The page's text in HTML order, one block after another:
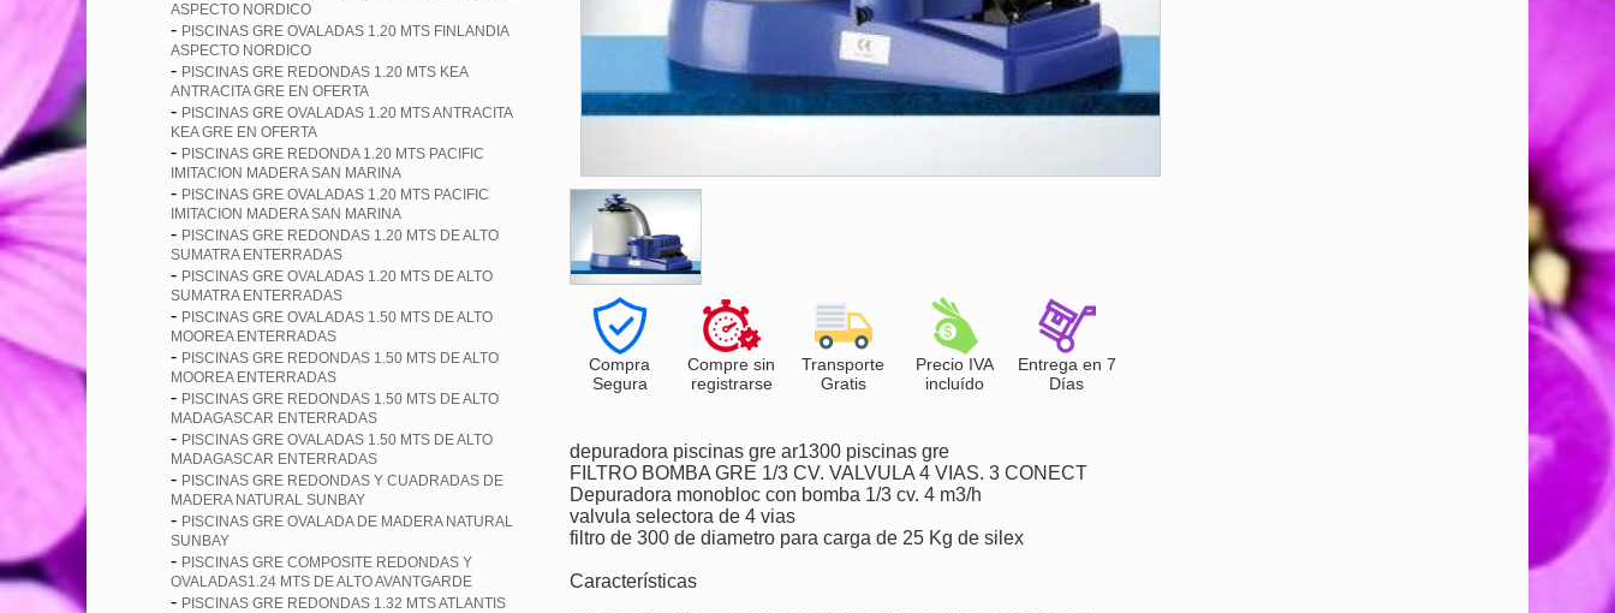
ASPECTO NORDICO
- PISCINAS GRE OVALADAS 1.20 MTS FINLANDIA
ASPECTO NORDICO
- PISCINAS GRE REDONDAS 1.20 MTS KEA
ANTRACITA GRE EN OFERTA
- PISCINAS GRE OVALADAS 1.20 MTS ANTRACITA
KEA GRE EN OFERTA
- PISCINAS GRE REDONDA 1.20 MTS PACIFIC
IMITACION MADERA SAN MARINA
- PISCINAS GRE OVALADAS 1.20 MTS PACIFIC
IMITACION MADERA SAN MARINA
- PISCINAS GRE REDONDAS 1.20 MTS DE ALTO
SUMATRA ENTERRADAS
- PISCINAS GRE OVALADAS 1.20 MTS DE ALTO
SUMATRA ENTERRADAS
- PISCINAS GRE OVALADAS 1.50 MTS DE ALTO
MOOREA ENTERRADAS
- PISCINAS GRE REDONDAS 1.50 MTS DE ALTO
MOOREA ENTERRADAS
- PISCINAS GRE REDONDAS 1.50 MTS DE ALTO
MADAGASCAR ENTERRADAS
- PISCINAS GRE OVALADAS 1.50 MTS DE ALTO
MADAGASCAR ENTERRADAS
- PISCINAS GRE REDONDAS Y CUADRADAS DE
MADERA NATURAL SUNBAY
- PISCINAS GRE OVALADA DE MADERA NATURAL
SUNBAY
- PISCINAS GRE COMPOSITE REDONDAS Y
OVALADAS1.24 MTS DE ALTO AVANTGARDE
- PISCINAS GRE REDONDAS 1.32 MTS ATLANTIS
Compra
Segura
Compre sin
registrarse
Transporte
Gratis
Precio IVA
incluído
Entrega en 7
Días
depuradora piscinas gre ar1300 piscinas gre
FILTRO BOMBA GRE 1/3 CV. VALVULA 4 VIAS. 3 CONECT
Depuradora monobloc con bomba 1/3 cv. 4 m3/h
valvula selectora de 4 vias
filtro de 300 de diametro para carga de 25 Kg de silex
Características